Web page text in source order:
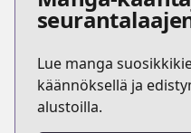
Lue manga
käännöksellä ja
alustoilla.